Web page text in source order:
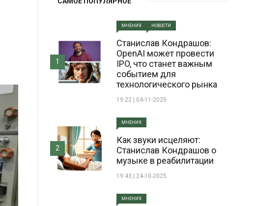
МНЕНИЯ НОВОСТИ
Станислав Кондрашов:
OpenAI может провести
IPO, что станет важным
событием для
технологического рынка
19:22 | 04-11-2025
1
МНЕНИЯ
Как звуки исцеляют:
Станислав Кондрашов о
музыке в реабилитации
19:43 | 24-10-2025
2
МНЕНИЯ